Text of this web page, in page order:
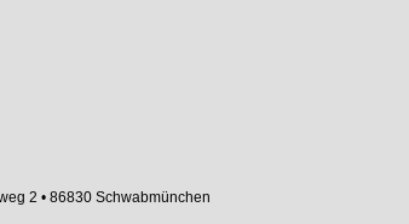
2 • 86830 Schwabmünchen